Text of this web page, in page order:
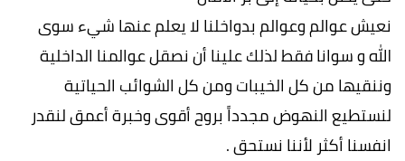
نعيش عوالم وعوالم بدواخلنا لا يعلم عنها شيء سوى
الله و سوانا فقط لذلك علينا أن نصقل عوالمنا الداخلية
وننقيها من كل الخيبات ومن كل الشوائب الحياتية
لنستطيع النهوض مجدداً بروح أقوى وخبرة أعمق لنقدر
انفسنا أكثر لأننا نستحق .